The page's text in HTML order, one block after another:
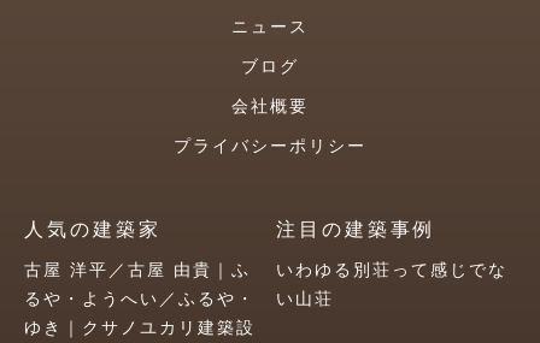
ニュース
ブログ
会社概要
プライバシーポリシー
人気の建築家
古屋 洋平／古屋 由貴｜ふ
るや・ようへい／ふるや・
ゆき｜クサノユカリ建築設
注目の建築事例
いわゆる別荘って感じでな
い山荘